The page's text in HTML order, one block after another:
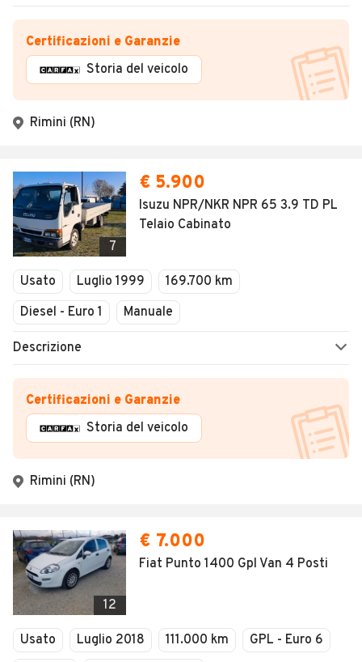
Certificazioni e Garanzie
Storia del veicolo
Rimini (RN)
7
€ 5.900
Isuzu NPR/NKR NPR 65 3.9 TD PL
Telaio Cabinato
Usato Luglio 1999
169.700 km
Diesel - Euro 1
Manuale
Descrizione
Certificazioni e Garanzie
Storia del veicolo
Rimini (RN)
12
€ 7.000
Fiat Punto 1400 Gpl Van 4 Posti
Usato Luglio 2018 111.000 km
GPL - Euro 6